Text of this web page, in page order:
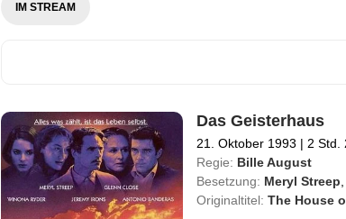
IM STREAM
Das Geisterhaus
21. Oktober 1993 | 2 Std.
Regie: Bille August
Besetzung: Meryl Streep
Originaltitel: The House